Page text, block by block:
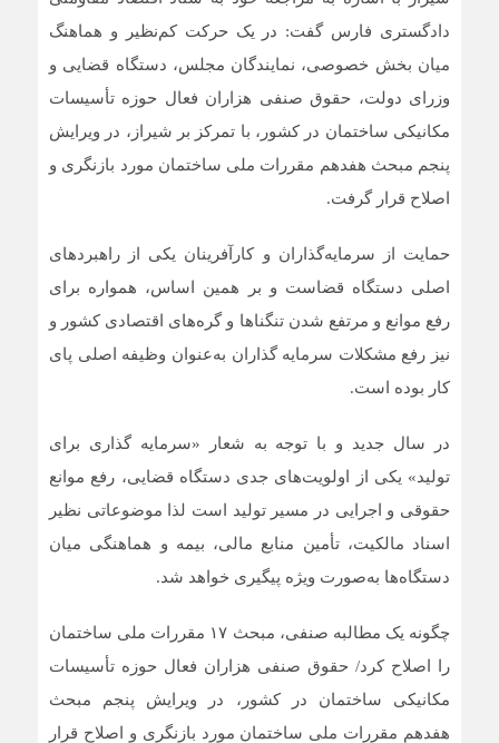
دادگستری فارس گفت: در یک حرکت کم‌نظیر و هماهنگ
میان بخش خصوصی، نمایندگان مجلس، دستگاه قضایی و
وزرای دولت، حقوق صنفی هزاران فعال حوزه تأسیسات
مکانیکی ساختمان در کشور، با تمرکز بر شیراز، در ویرایش
پنجم مبحث هفدهم مقررات ملی ساختمان مورد بازنگری و
اصلاح قرار گرفت.
حمایت از سرمایه‌گذاران و کارآفرینان یکی از راهبرد‌های
اصلی دستگاه قضاست و بر همین اساس، همواره برای
رفع موانع و مرتفع شدن تنگنا‌ها و گره‌های اقتصادی کشور و
نیز رفع مشکلات سرمایه گذاران به‌عنوان وظیفه اصلی پای
کار بوده است.
در سال جدید و با توجه به شعار «سرمایه گذاری برای
تولید» یکی از اولویت‌های جدی دستگاه قضایی، رفع موانع
حقوقی و اجرایی در مسیر تولید است لذا موضوعاتی نظیر
اسناد مالکیت، تأمین منابع مالی، بیمه و هماهنگی میان
دستگاه‌ها به‌صورت ویژه پیگیری خواهد شد.
چگونه یک مطالبه صنفی، مبحث ۱۷ مقررات ملی ساختمان
را اصلاح کرد/ حقوق صنفی هزاران فعال حوزه تأسیسات
مکانیکی ساختمان در کشور، در ویرایش پنجم مبحث
هفدهم مقررات ملی ساختمان مورد بازنگری و اصلاح قرار